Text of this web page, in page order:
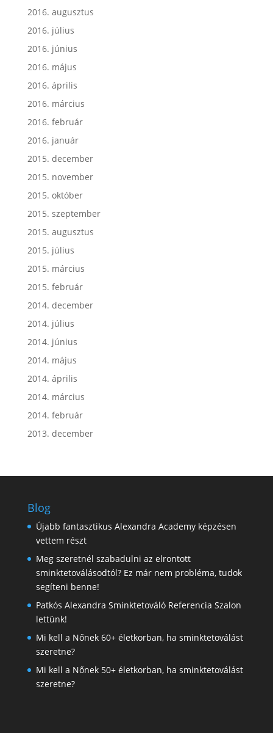
2016. augusztus
2016. július
2016. június
2016. május
2016. április
2016. március
2016. február
2016. január
2015. december
2015. november
2015. október
2015. szeptember
2015. augusztus
2015. július
2015. március
2015. február
2014. december
2014. július
2014. június
2014. május
2014. április
2014. március
2014. február
2013. december
Blog
Újabb fantasztikus Alexandra Academy képzésen
vettem részt
Meg szeretnél szabadulni az elrontott
sminktetoválásodtól? Ez már nem probléma, tudok
segíteni benne!
Patkós Alexandra Sminktetováló Referencia Szalon
lettünk!
Mi kell a Nőnek 60+ életkorban, ha sminktetoválást
szeretne?
Mi kell a Nőnek 50+ életkorban, ha sminktetoválást
szeretne?